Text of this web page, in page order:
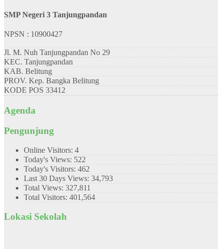
SMP Negeri 3 Tanjungpandan
NPSN : 10900427
Jl. M. Nuh Tanjungpandan No 29
KEC. Tanjungpandan
KAB. Belitung
PROV. Kep. Bangka Belitung
KODE POS 33412
Agenda
Pengunjung
Online Visitors: 4
Today's Views: 522
Today's Visitors: 462
Last 30 Days Views: 34,793
Total Views: 327,811
Total Visitors: 401,564
Lokasi Sekolah